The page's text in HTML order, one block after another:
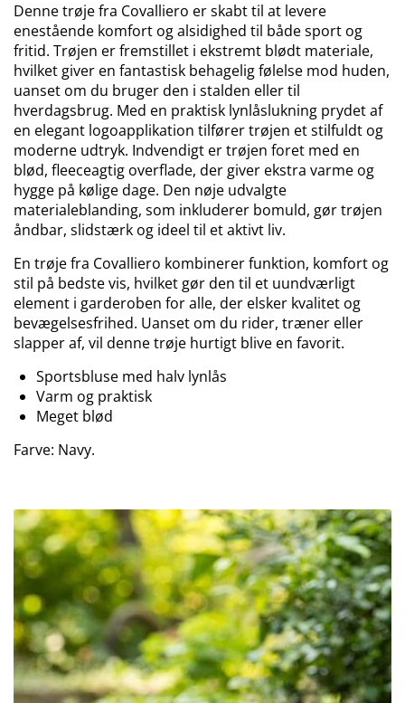
Denne trøje fra Covalliero er skabt til at levere
enestående komfort og alsidighed til både sport og
fritid. Trøjen er fremstillet i ekstremt blødt materiale,
hvilket giver en fantastisk behagelig følelse mod huden,
uanset om du bruger den i stalden eller til
hverdagsbrug. Med en praktisk lynlåslukning prydet af
en elegant logoapplikation tilfører trøjen et stilfuldt og
moderne udtryk. Indvendigt er trøjen foret med en
blød, fleeceagtig overflade, der giver ekstra varme og
hygge på kølige dage. Den nøje udvalgte
materialeblanding, som inkluderer bomuld, gør trøjen
åndbar, slidstærk og ideel til et aktivt liv.
En trøje fra Covalliero kombinerer funktion, komfort og
stil på bedste vis, hvilket gør den til et uundværligt
element i garderoben for alle, der elsker kvalitet og
bevægelsesfrihed. Uanset om du rider, træner eller
slapper af, vil denne trøje hurtigt blive en favorit.
Sportsbluse med halv lynlås
Varm og praktisk
Meget blød
Farve: Navy.